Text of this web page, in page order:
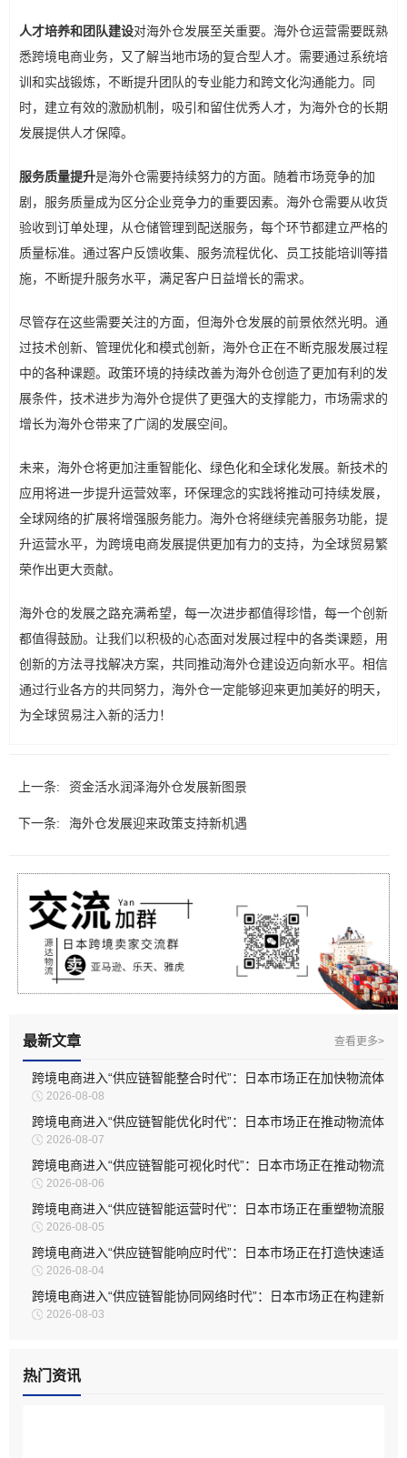
人才培养和团队建设对海外仓发展至关重要。海外仓运营需要既熟
悉跨境电商业务，又了解当地市场的复合型人才。需要通过系统培
训和实战锻炼，不断提升团队的专业能力和跨文化沟通能力。同
时，建立有效的激励机制，吸引和留住优秀人才，为海外仓的长期
发展提供人才保障。
服务质量提升是海外仓需要持续努力的方面。随着市场竞争的加
剧，服务质量成为区分企业竞争力的重要因素。海外仓需要从收货
验收到订单处理，从仓储管理到配送服务，每个环节都建立严格的
质量标准。通过客户反馈收集、服务流程优化、员工技能培训等措
施，不断提升服务水平，满足客户日益增长的需求。
尽管存在这些需要关注的方面，但海外仓发展的前景依然光明。通
过技术创新、管理优化和模式创新，海外仓正在不断克服发展过程
中的各种课题。政策环境的持续改善为海外仓创造了更加有利的发
展条件，技术进步为海外仓提供了更强大的支撑能力，市场需求的
增长为海外仓带来了广阔的发展空间。
未来，海外仓将更加注重智能化、绿色化和全球化发展。新技术的
应用将进一步提升运营效率，环保理念的实践将推动可持续发展，
全球网络的扩展将增强服务能力。海外仓将继续完善服务功能，提
升运营水平，为跨境电商发展提供更加有力的支持，为全球贸易繁
荣作出更大贡献。
海外仓的发展之路充满希望，每一次进步都值得珍惜，每一个创新
都值得鼓励。让我们以积极的心态面对发展过程中的各类课题，用
创新的方法寻找解决方案，共同推动海外仓建设迈向新水平。相信
通过行业各方的共同努力，海外仓一定能够迎来更加美好的明天，
为全球贸易注入新的活力！
上一条: 资金活水润泽海外仓发展新图景
下一条: 海外仓发展迎来政策支持新机遇
最新文章 查看更多>
跨境电商进入“供应链智能整合时代”：日本市场正在加快物流体
系升级
2026-08-08
跨境电商进入“供应链智能优化时代”：日本市场正在推动物流体
系深度升级
2026-08-07
跨境电商进入“供应链智能可视化时代”：日本市场正在推动物流
管理全面升级
2026-08-06
跨境电商进入“供应链智能运营时代”：日本市场正在重塑物流服
务模式
2026-08-05
跨境电商进入“供应链智能响应时代”：日本市场正在打造快速适
应型物流体系
2026-08-04
跨境电商进入“供应链智能协同网络时代”：日本市场正在构建新
型物流生态
2026-08-03
热门资讯